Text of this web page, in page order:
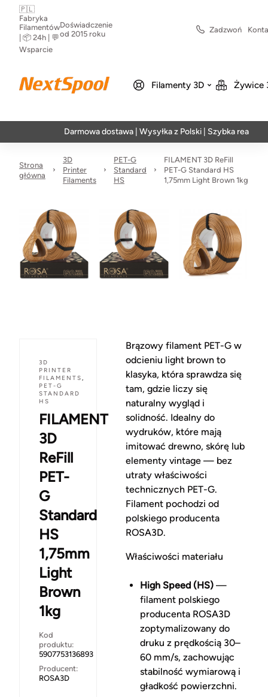
🇵🇱
Fabryka
Filamentów
| 📦 24h | 💬
Wsparcie
Doświadczenie
od 2015 roku
Zadzwoń
Filamenty 3D Żywice
Darmowa dostawa | Wysyłka z Polski | Szybka realizacja w
Strona
główna
3D
Printer
Filaments
PET-G
Standard
HS
FILAMENT 3D ReFill
PET-G Standard HS
1,75mm Light Brown 1kg
3D
PRINTER
FILAMENTS,
PET-G
STANDARD
HS
FILAMENT
3D
ReFill
PET-
G
Standard
HS
1,75mm
Light
Brown
1kg
Kod
produktu:
5907753136893
Producent:
ROSA3D
Brązowy filament PET-G w
odcieniu light brown to
klasyka, która sprawdza się
tam, gdzie liczy się
naturalny wygląd i
solidność. Idealny do
wydruków, które mają
imitować drewno, skórę lub
elementy vintage — bez
utraty właściwości
technicznych PET-G.
Filament pochodzi od
polskiego producenta
ROSA3D.
Właściwości materiału
High Speed (HS)—
filament polskiego
producenta ROSA3D
zoptymalizowany do
druku z prędkością 30–
60 mm/s, zachowując
stabilność wymiarową i
gładkość powierzchni.